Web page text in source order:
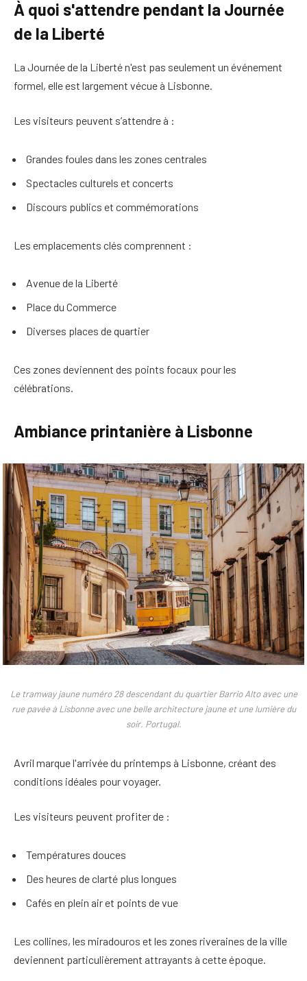
À quoi s'attendre pendant la Journée
de la Liberté
La Journée de la Liberté n'est pas seulement un événement
formel, elle est largement vécue à Lisbonne.
Les visiteurs peuvent s’attendre à :
Grandes foules dans les zones centrales
Spectacles culturels et concerts
Discours publics et commémorations
Les emplacements clés comprennent :
Avenue de la Liberté
Place du Commerce
Diverses places de quartier
Ces zones deviennent des points focaux pour les
célébrations.
Ambiance printanière à Lisbonne
Le tramway jaune numéro 28 descendant du quartier Barrio Alto avec une
rue pavée à Lisbonne avec une belle architecture jaune et une lumière du
soir. Portugal.
Avril marque l'arrivée du printemps à Lisbonne, créant des
conditions idéales pour voyager.
Les visiteurs peuvent profiter de :
Températures douces
Des heures de clarté plus longues
Cafés en plein air et points de vue
Les collines, les miradouros et les zones riveraines de la ville
deviennent particulièrement attrayants à cette époque.